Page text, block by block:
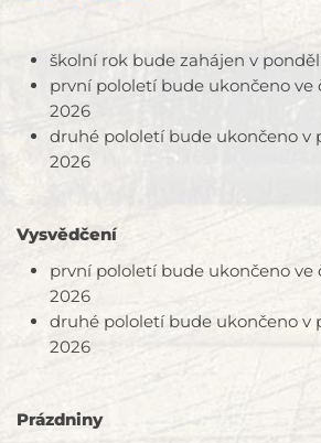
školní rok bude zahájen v
první pololetí bude ukončeno ve
2026
druhé pololetí bude ukončeno v
2026
Vysvědčení
první pololetí bude ukončeno ve
2026
druhé pololetí bude ukončeno v
2026
Prázdniny